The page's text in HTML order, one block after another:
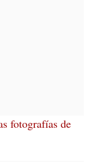
fotografías de